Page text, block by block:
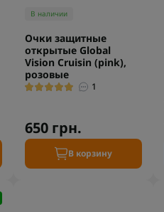
В наличии
Очки защитные
открытые Global
Vision Cruisin (pink),
розовые
1
650 грн.
В корзину